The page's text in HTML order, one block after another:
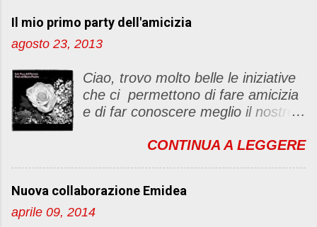
a
u
c
o
m
m
t
o
Il mio primo party dell'amicizia
agosto 23, 2013
Ciao, trovo molto belle le iniziative
che ci permettono di fare amicizia
e di far conoscere meglio il nostro
un "party" dell'amicizia .... Mi
post, ma anche di sentimenti ed
emozioni. Non siete obbligate a
CONTINUA A LEGGERE
Nuova collaborazione Emidea
aprile 09, 2014